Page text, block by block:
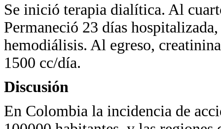
Se inició terapia dialítica. Al
Permaneció 23 días
hemodiálisis. Al egreso,
1500 cc/día.
Discusión
En Colombia la incidencia de